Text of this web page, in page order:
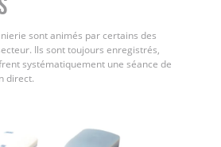
sont animés par certains des
Ils sont toujours enregistrés,
systématiquement une séance de
direct.